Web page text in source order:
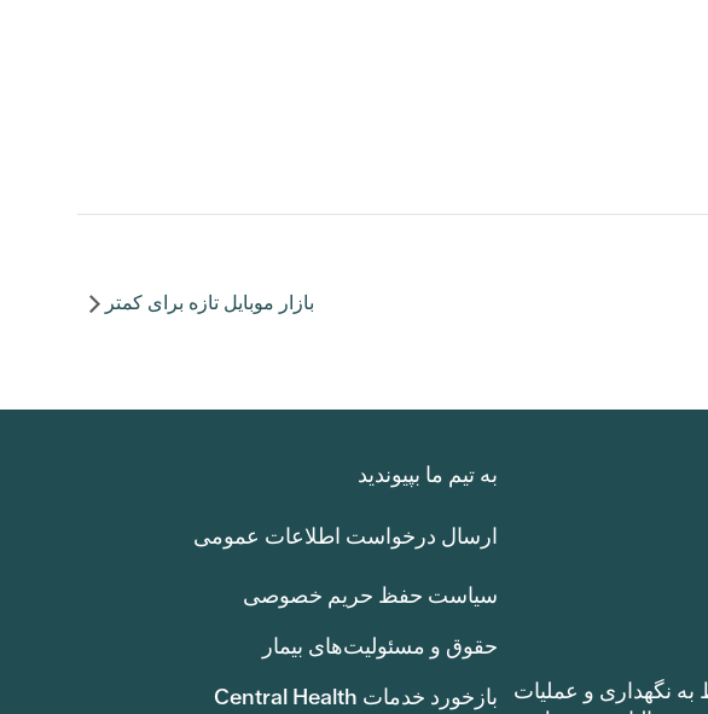
بازار موبایل تازه برای کمتر
نگهداری و عملیات
به تیم ما بپیوندید
ارسال درخواست اطلاعات عمومی
سیاست حفظ حریم خصوصی
حقوق و مسئولیت‌های بیمار
بازخورد خدمات Central Health